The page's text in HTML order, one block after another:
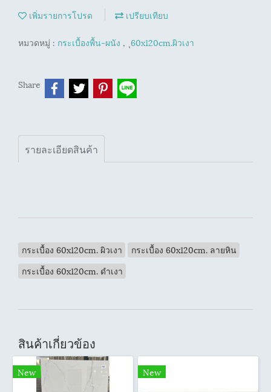
เพิ่มรายการโปรด เปรียบเทียบ
หมวดหมู่ : กระเบื้องพื้น-ผนัง , ุ60x120cm.ผิวเงา
Share
รายละเอียดสินค้า
กระเบื้อง 60x120cm. ผิวเงา
กระเบื้อง 60x120cm. ลายหิน
กระเบื้อง 60x120cm. ดำเงา
สินค้าเกี่ยวข้อง
New New